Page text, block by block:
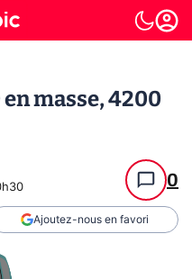
masse, 4200
0
Ajoutez-nous en favori